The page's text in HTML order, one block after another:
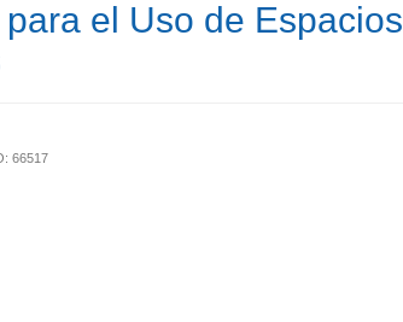
el Uso de Espacios
66517